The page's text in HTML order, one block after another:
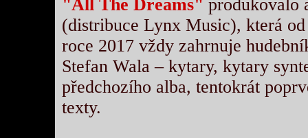
"All The Dreams" produkovalo
(distribuce Lynx Music), která
roce 2017 vždy zahrnuje
Stefan Wala – kytary, kytary
předchozího alba, tentokrát
texty.